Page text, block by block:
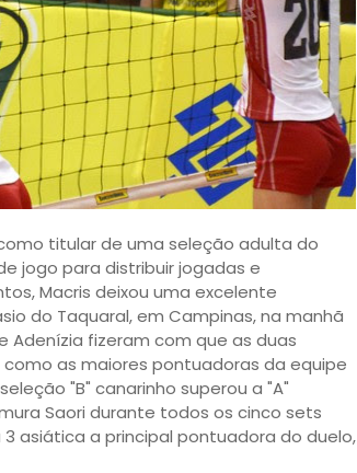
titular de uma seleção adulta do
jogo para distribuir jogadas e
Macris deixou uma excelente
do Taquaral, em Campinas, na manhã
Adenízia fizeram com que as duas
as maiores pontuadoras da equipe
"B" canarinho superou a "A"
Saori durante todos os cinco sets
3 asiática a principal pontuadora do duelo,